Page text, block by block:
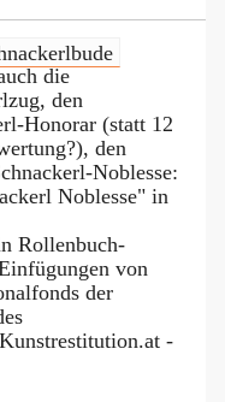
die
den
Honorar (statt 12
den
Noblesse:
Noblesse" in
Rollenbuch-
von
der
-